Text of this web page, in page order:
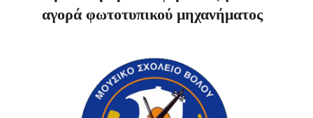
αγορά φωτοτυπικού μηχανήματος